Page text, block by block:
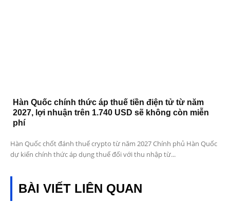
Hàn Quốc chính thức áp thuế tiền điện tử từ năm
2027, lợi nhuận trên 1.740 USD sẽ không còn miễn
phí
Hàn Quốc chốt đánh thuế crypto từ năm 2027 Chính phủ Hàn Quốc
dự kiến chính thức áp dụng thuế đối với thu nhập từ...
BÀI VIẾT LIÊN QUAN